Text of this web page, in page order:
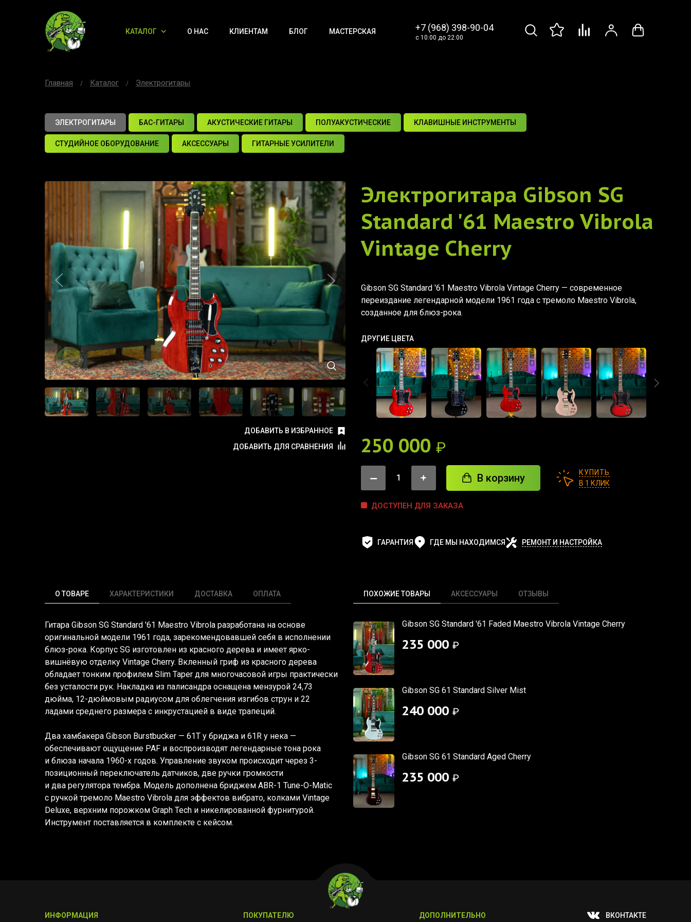
КАТАЛОГ О НАС КЛИЕНТАМ БЛОГ МАСТЕРСКАЯ +7 (968) 398-90-04
с 10:00 до 22:00
Главная Каталог Электрогитары
ЭЛЕКТРОГИТАРЫ БАС-ГИТАРЫ АКУСТИЧЕСКИЕ ГИТАРЫ ПОЛУАКУСТИЧЕСКИЕ КЛАВИШНЫЕ ИНСТРУМЕНТЫ
СТУДИЙНОЕ ОБОРУДОВАНИЕ АКСЕССУАРЫ ГИТАРНЫЕ УСИЛИТЕЛИ
ДОБАВИТЬ В ИЗБРАННОЕ
ДОБАВИТЬ ДЛЯ СРАВНЕНИЯ
Электрогитара Gibson SG
Standard '61 Maestro Vibrola
Vintage Cherry
Gibson SG Standard '61 Maestro Vibrola Vintage Cherry — современное
переиздание легендарной модели 1961 года с тремоло Maestro Vibrola,
созданное для блюз-рока.
ДРУГИЕ ЦВЕТА
250 000 ₽
В корзину
КУПИТЬ
В 1 КЛИК
ДОСТУПЕН ДЛЯ ЗАКАЗА
ГАРАНТИЯ ГДЕ МЫ НАХОДИМСЯ РЕМОНТ И НАСТРОЙКА
О ТОВАРЕ ХАРАКТЕРИСТИКИ ДОСТАВКА ОПЛАТА
Гитара Gibson SG Standard '61 Maestro Vibrola разработана на основе
оригинальной модели 1961 года, зарекомендовавшей себя в исполнении
блюз-рока. Корпус SG изготовлен из красного дерева и имеет ярко-
вишнёвую отделку Vintage Cherry. Вкленный гриф из красного дерева
обладает тонким профилем Slim Taper для многочасовой игры практически
без усталости рук. Накладка из палисандра оснащена мензурой 24,73
дюйма, 12-дюймовым радиусом для облегчения изгибов струн и 22
ладами среднего размера с инкрустацией в виде трапеций.
Два хамбакера Gibson Burstbucker — 61T у бриджа и 61R у нека —
обеспечивают ощущение PAF и воспроизводят легендарные тона рока
и блюза начала 1960-х годов. Управление звуком происходит через 3-
позиционный переключатель датчиков, две ручки громкости
и два регулятора тембра. Модель дополнена бриджем ABR-1 Tune-O-Matic
с ручкой тремоло Maestro Vibrola для эффектов вибрато, колками Vintage
Deluxe, верхним порожком Graph Tech и никелированной фурнитурой.
Инструмент поставляется в комплекте с кейсом.
ПОХОЖИЕ ТОВАРЫ АКСЕССУАРЫ ОТЗЫВЫ
Gibson SG Standard '61 Faded Maestro Vibrola Vintage Cherry
235 000 ₽
Gibson SG 61 Standard Silver Mist
240 000 ₽
Gibson SG 61 Standard Aged Cherry
235 000 ₽
ИНФОРМАЦИЯ ПОКУПАТЕЛЮ ДОПОЛНИТЕЛЬНО ВКОНТАКТЕ